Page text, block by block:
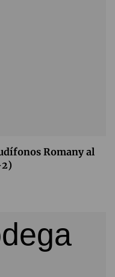
Romany al
2)